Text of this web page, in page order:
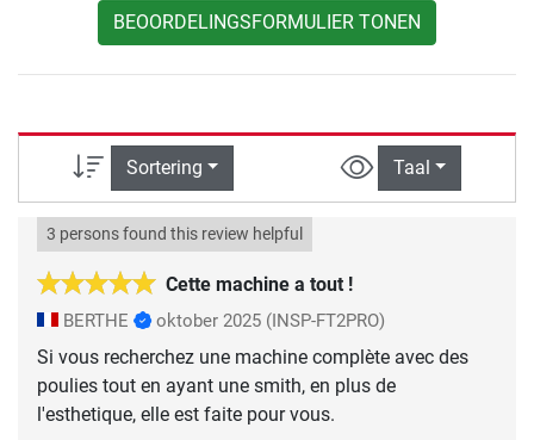
BEOORDELINGSFORMULIER TONEN
Sortering Taal
Cette machine a tout !
3 persons found this review helpful
BERTHE oktober 2025 (INSP-FT2PRO)
Si vous recherchez une machine complète avec des
poulies tout en ayant une smith, en plus de
l'esthetique, elle est faite pour vous.